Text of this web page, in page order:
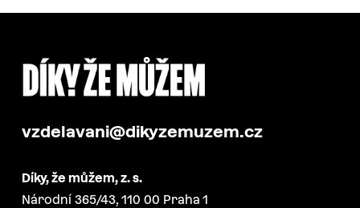
vzdelavani@dikyzemuzem.cz
Díky, že můžem, z. s.
Národní 365/43, 110 00 Praha 1